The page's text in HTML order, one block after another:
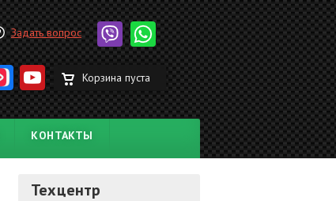
Задать вопрос
Корзина пуста
КОНТАКТЫ
Техцентр